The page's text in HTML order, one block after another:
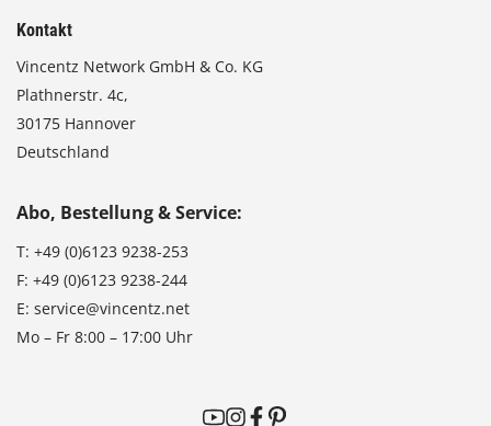
Kontakt
Vincentz Network GmbH & Co. KG
Plathnerstr. 4c,
30175 Hannover
Deutschland
Abo, Bestellung & Service:
T: +49 (0)6123 9238-253
F: +49 (0)6123 9238-244
E: service@vincentz.net
Mo – Fr 8:00 – 17:00 Uhr